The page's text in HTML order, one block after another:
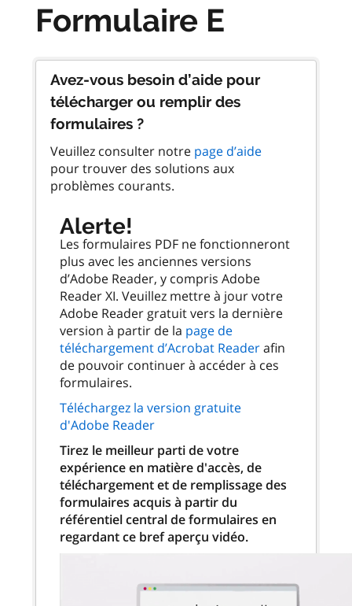
Formulaire E
Avez-vous besoin d’aide pour
télécharger ou remplir des
formulaires ?
Veuillez consulter notre page d’aide
pour trouver des solutions aux
problèmes courants.
Alerte!
Les formulaires PDF ne fonctionneront
plus avec les anciennes versions
d’Adobe Reader, y compris Adobe
Reader XI. Veuillez mettre à jour votre
Adobe Reader gratuit vers la dernière
version à partir de la page de
téléchargement d’Acrobat Readerafin
de pouvoir continuer à accéder à ces
formulaires.
Téléchargez la version gratuite
d'Adobe Reader
Tirez le meilleur parti de votre
expérience en matière d'accès, de
téléchargement et de remplissage des
formulaires acquis à partir du
référentiel central de formulaires en
regardant ce bref aperçu vidéo.